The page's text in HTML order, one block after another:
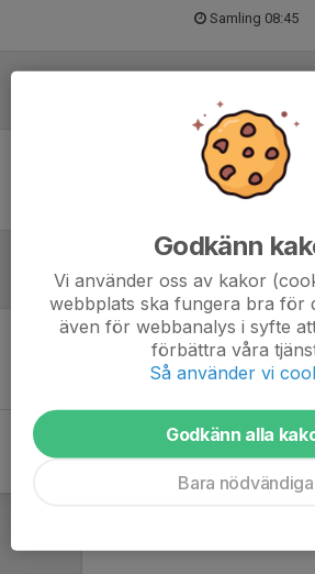
Samling 08:45
Ingen uppställning
Referat
Inget referat
Godkänn
Vi använder oss av kakor
webbplats ska fungera bra för
även för webbanalys i syfte
förbättra våra
Så använder vi
Godkänn alla
Bara nödvändiga